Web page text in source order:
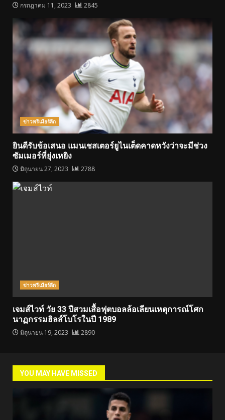
กรกฎาคม 11, 2023 2845
ข่าวพรีเมียร์ลีก
ยินดีรับข้อเสนอ แมนเชสเตอร์ยูไนเต็ดคาดหวังว่าจะมีช่วง
ซัมเมอร์ที่ยุ่งเหยิง
มิถุนายน 27, 2023 2788
ข่าวพรีเมียร์ลีก
เจมส์ไวท์ วัย 33 ปีสวมเสื้อฟุตบอลล้อเลียนเหตุการณ์โศก
นาฏกรรมฮิลส์โบโรในปี 1989
มิถุนายน 19, 2023 2890
YOU MAY HAVE MISSED